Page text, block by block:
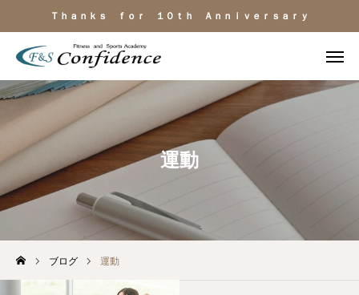
Ｔｈａｎｋｓ ｆｏｒ １０ｔｈ Ａｎｎｉｖｅｒｓａｒｙ
運動
ブログ 運動
施設見学 ＬＩＮＥ相談
電話
施設のご紹介
運動目的